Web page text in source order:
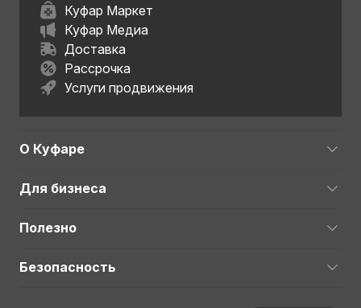
Куфар Маркет
Куфар Медиа
Доставка
Рассрочка
Услуги продвижения
О Куфаре
Для бизнеса
Полезно
Безопасность